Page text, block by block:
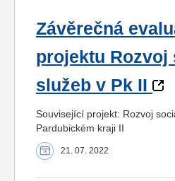
Závěrečná
projektu Rozvoj
služeb v Pk II
Související projekt: Rozvoj
Pardubickém kraji II
21. 07. 2022